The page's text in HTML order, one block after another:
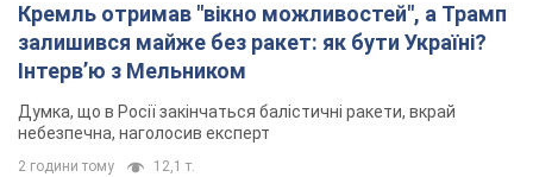
Кремль отримав "вікно можливостей", а Трамп
залишився майже без ракет: як бути Україні?
Інтерв’ю з Мельником
Думка, що в Росії закінчаться балістичні ракети, вкрай
небезпечна, наголосив експерт
2 години тому 12,1 т.